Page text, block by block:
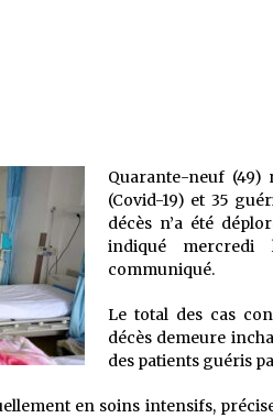
Quarante-neuf (49)
(Covid-19) et 35
décès n’a été
indiqué
communiqué.
Le total des cas
décès demeure
des patients guéris
en soins intensifs,